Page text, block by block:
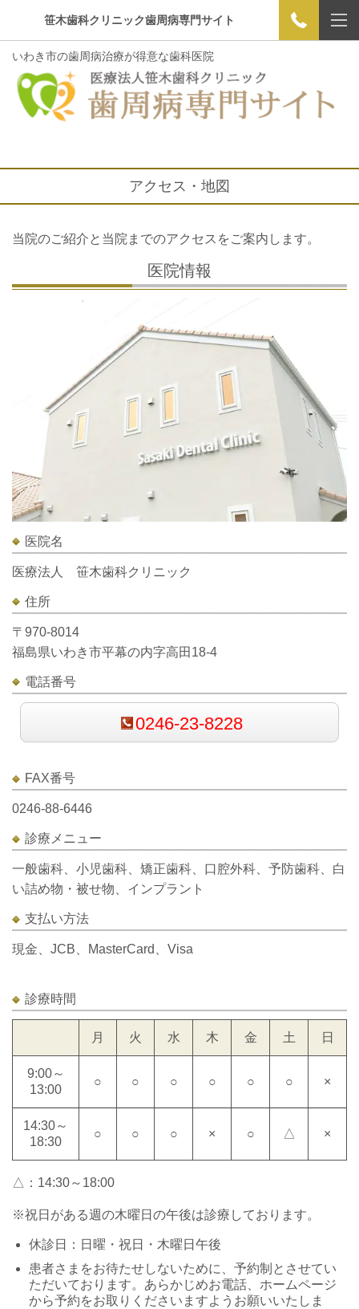
笹木歯科クリニック歯周病専門サイト
いわき市の歯周病治療が得意な歯科医院
アクセス・地図
当院のご紹介と当院までのアクセスをご案内します。
医院情報
医院名
医療法人 笹木歯科クリニック
住所
〒970-8014
福島県いわき市平幕の内字高田18-4
電話番号
0246-23-8228
FAX番号
0246-88-6446
診療メニュー
一般歯科、小児歯科、矯正歯科、口腔外科、予防歯科、白
い詰め物・被せ物、インプラント
支払い方法
現金、JCB、MasterCard、Visa
診療時間
月 火 水 木 金 土 日
9:00～
13:00
○ ○ ○ ○ ○ ○ ×
14:30～
18:30
○ ○ ○ × ○ △ ×
△：14:30～18:00
※祝日がある週の木曜日の午後は診療しております。
休診日：日曜・祝日・木曜日午後
患者さまをお待たせしないために、予約制とさせてい
ただいております。あらかじめお電話、ホームページ
から予約をお取りくださいますようお願いいたしま